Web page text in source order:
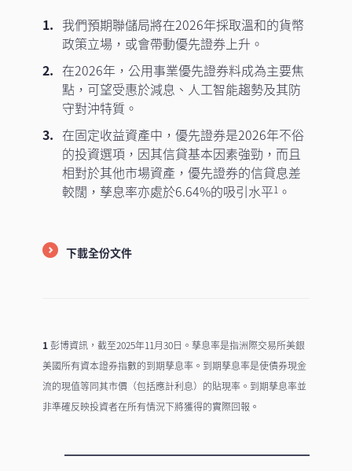
我們預期聯儲局將在2026年採取溫和的貨幣
政策立場，或會帶動優先證券上升。
在2026年，公用事業優先證券料成為主要焦
點，可望受惠於減息、人工智能趨勢及其防
守對沖特質。
在固定收益資產中，優先證券是2026年不俗
的投資選項，因其信貸基本因素強勁，而且
相對於其他市場資產，優先證券的信貸息差
較闊，孳息率亦處於6.64%的吸引水平1。
下載全份文件
1彭博資訊，截至2025年11月30日。孳息率是指洲際交易所美銀
美國所有資本證券指數的到期孳息率。到期孳息率是使債券現金
流的現值等同其市價（包括應計利息）的貼現率。到期孳息率並
非準確反映投資者在所有情況下將獲得的實際回報。